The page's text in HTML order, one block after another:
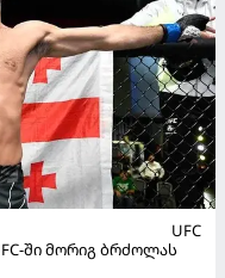
UFC
ში მორიგ ბრძოლას